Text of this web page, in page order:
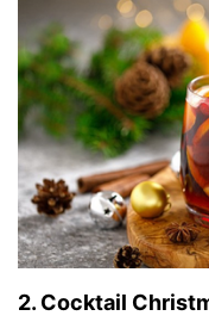
2. Cocktail